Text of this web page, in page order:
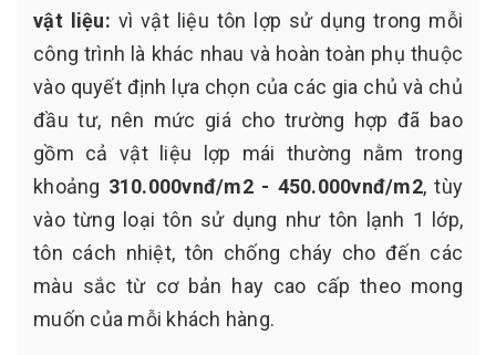
vật liệu: vì vật liệu tôn lợp sử dụng trong mỗi
công trình là khác nhau và hoàn toàn phụ thuộc
vào quyết định lựa chọn của các gia chủ và chủ
đầu tư, nên mức giá cho trường hợp đã bao
gồm cả vật liệu lợp mái thường nằm trong
khoảng 310.000vnđ/m2 - 450.000vnđ/m2, tùy
vào từng loại tôn sử dụng như tôn lạnh 1 lớp,
tôn cách nhiệt, tôn chống cháy cho đến các
màu sắc từ cơ bản hay cao cấp theo mong
muốn của mỗi khách hàng.